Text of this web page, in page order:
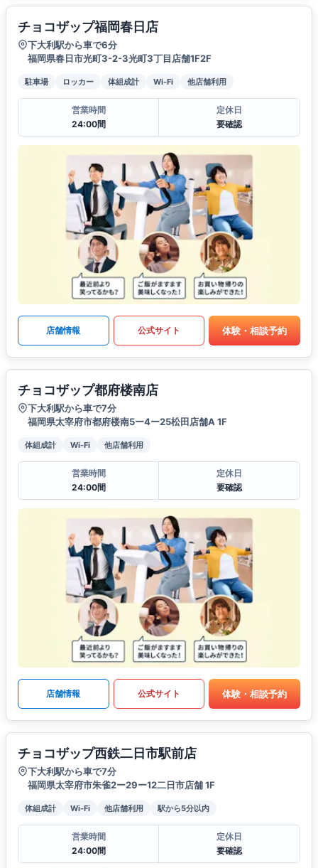
チョコザップ福岡春日店
下大利駅から車で6分
福岡県春日市光町3-2-3光町3丁目店舗1F2F
駐車場 ロッカー 体組成計 Wi-Fi 他店舗利用
営業時間
24:00間
定休日
要確認
店舗情報 公式サイト 体験・相談予約
チョコザップ都府楼南店
下大利駅から車で7分
福岡県太宰府市都府楼南5ー4ー25松田店舗A 1F
体組成計 Wi-Fi 他店舗利用
営業時間
24:00間
定休日
要確認
店舗情報 公式サイト 体験・相談予約
チョコザップ西鉄二日市駅前店
下大利駅から車で7分
福岡県太宰府市朱雀2ー29ー12二日市店舗 1F
体組成計 Wi-Fi 他店舗利用 駅から5分以内
営業時間
24:00間
定休日
要確認